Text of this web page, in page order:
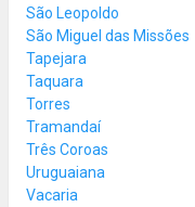
São Leopoldo
São Miguel das Missões
Tapejara
Taquara
Torres
Tramandaí
Três Coroas
Uruguaiana
Vacaria